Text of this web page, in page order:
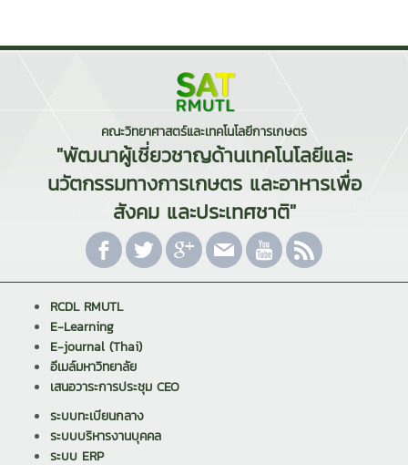
คณะวิทยาศาสตร์และเทคโนโลยีการเกษตร
"พัฒนาผู้เชี่ยวชาญด้านเทคโนโลยีและ
นวัตกรรมทางการเกษตร และอาหารเพื่อ
สังคม และประเทศชาติ"
RCDL RMUTL
E-Learning
E-journal (Thai)
อีเมล์มหาวิทยาลัย
เสนอวาระการประชุม CEO
ระบบทะเบียนกลาง
ระบบบริหารงานบุคคล
ระบบ ERP